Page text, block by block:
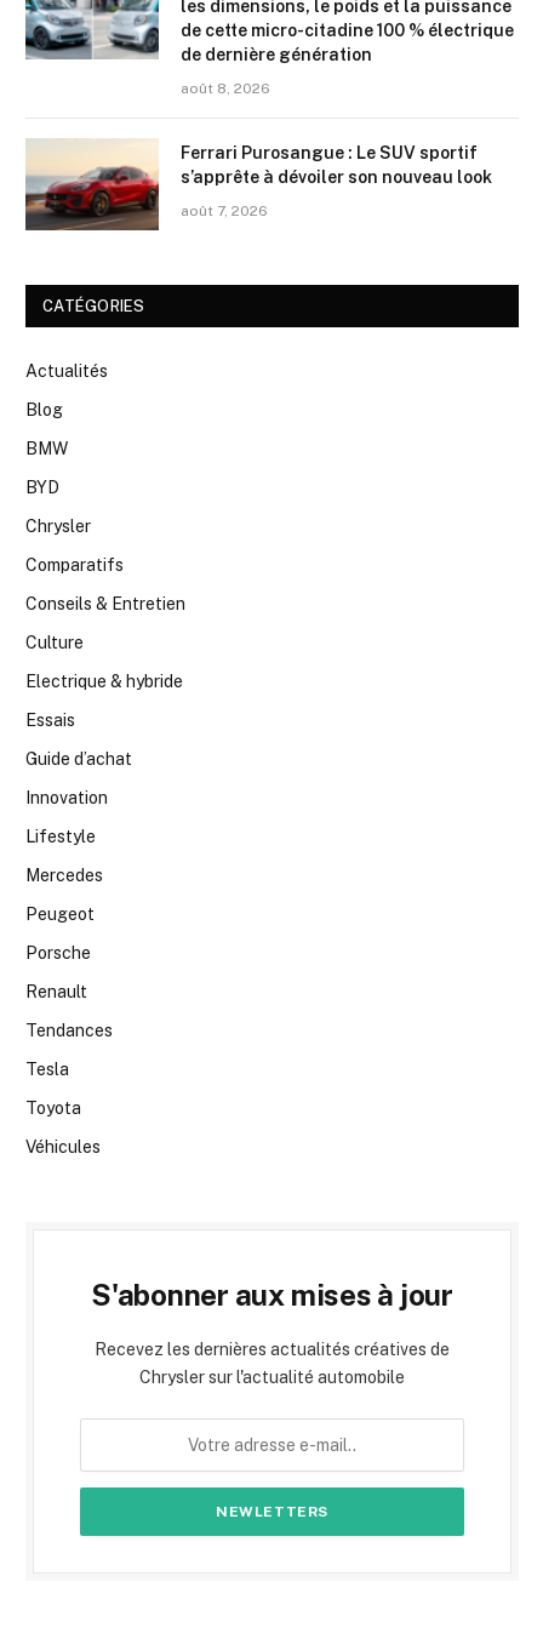
les dimensions, le poids et la puissance
de cette micro-citadine 100 % électrique
de dernière génération
août 8, 2026
Ferrari Purosangue : Le SUV sportif
s’apprête à dévoiler son nouveau look
août 7, 2026
CATÉGORIES
Actualités
Blog
BMW
BYD
Chrysler
Comparatifs
Conseils & Entretien
Culture
Electrique & hybride
Essais
Guide d’achat
Innovation
Lifestyle
Mercedes
Peugeot
Porsche
Renault
Tendances
Tesla
Toyota
Véhicules
S'abonner aux mises à jour
Recevez les dernières actualités créatives de
Chrysler sur l'actualité automobile